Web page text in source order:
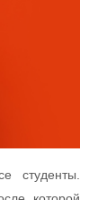
студенты.